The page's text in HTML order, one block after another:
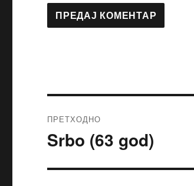
ПРЕТХОДНО
Претходни
Srbo (63 god)